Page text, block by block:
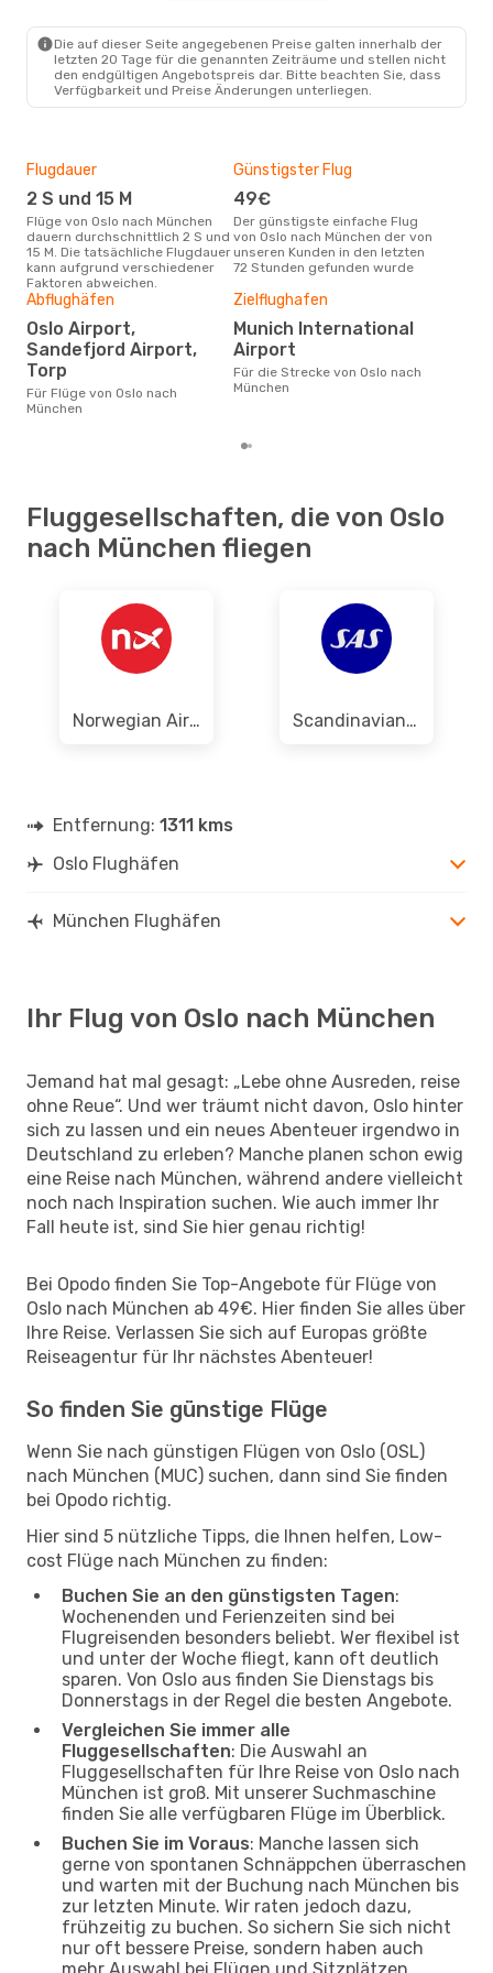
Die auf dieser Seite angegebenen Preise galten innerhalb der
letzten 20 Tage für die genannten Zeiträume und stellen nicht
den endgültigen Angebotspreis dar. Bitte beachten Sie, dass
Verfügbarkeit und Preise Änderungen unterliegen.
Flugdauer
2 S und 15 M
Flüge von Oslo nach München
dauern durchschnittlich 2 S und
15 M. Die tatsächliche Flugdauer
kann aufgrund verschiedener
Faktoren abweichen.
Günstigster Flug
49€
Der günstigste einfache Flug
von Oslo nach München der von
unseren Kunden in den letzten
72 Stunden gefunden wurde
Abflughäfen
Oslo Airport,
Sandefjord Airport,
Torp
Für Flüge von Oslo nach
München
Zielflughafen
Munich International
Airport
Für die Strecke von Oslo nach
München
Fluggesellschaften, die von Oslo
nach München fliegen
Norwegian Air Shuttle Scandinavian Airlines
Entfernung: 1311 kms
Oslo Flughäfen
München Flughäfen
Ihr Flug von Oslo nach München
Jemand hat mal gesagt: „Lebe ohne Ausreden, reise
ohne Reue“. Und wer träumt nicht davon, Oslo hinter
sich zu lassen und ein neues Abenteuer irgendwo in
Deutschland zu erleben? Manche planen schon ewig
eine Reise nach München, während andere vielleicht
noch nach Inspiration suchen. Wie auch immer Ihr
Fall heute ist, sind Sie hier genau richtig!
Bei Opodo finden Sie Top-Angebote für Flüge von
Oslo nach München ab 49€. Hier finden Sie alles über
Ihre Reise. Verlassen Sie sich auf Europas größte
Reiseagentur für Ihr nächstes Abenteuer!
So finden Sie günstige Flüge
Wenn Sie nach günstigen Flügen von Oslo (OSL)
nach München (MUC) suchen, dann sind Sie finden
bei Opodo richtig.
Hier sind 5 nützliche Tipps, die Ihnen helfen, Low-
cost Flüge nach München zu finden:
Buchen Sie an den günstigsten Tagen:
Wochenenden und Ferienzeiten sind bei
Flugreisenden besonders beliebt. Wer flexibel ist
und unter der Woche fliegt, kann oft deutlich
sparen. Von Oslo aus finden Sie Dienstags bis
Donnerstags in der Regel die besten Angebote.
Vergleichen Sie immer alle
Fluggesellschaften: Die Auswahl an
Fluggesellschaften für Ihre Reise von Oslo nach
München ist groß. Mit unserer Suchmaschine
finden Sie alle verfügbaren Flüge im Überblick.
Buchen Sie im Voraus: Manche lassen sich
gerne von spontanen Schnäppchen überraschen
und warten mit der Buchung nach München bis
zur letzten Minute. Wir raten jedoch dazu,
frühzeitig zu buchen. So sichern Sie sich nicht
nur oft bessere Preise, sondern haben auch